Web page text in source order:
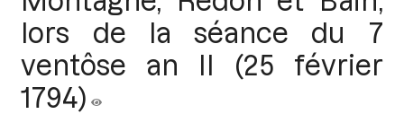
lors de la séance du 7
ventôse an II (25 février
1794)